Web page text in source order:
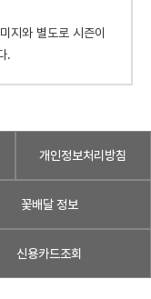
지와 별도로 시즌이
.
개인정보처리방침
꽃배달 정보
신용카드조회